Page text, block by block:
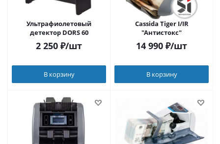
Ультрафиолетовый
детектор DORS 60
2 250 ₽/шт
В корзину
Cassida Tiger I/IR
"Антистокс"
14 990 ₽/шт
В корзину